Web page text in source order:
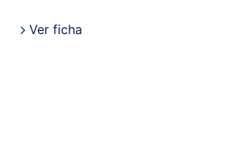
Ver ficha